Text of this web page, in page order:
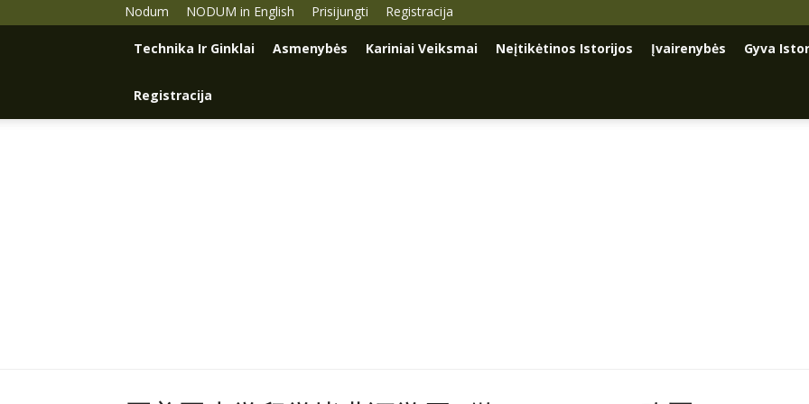
Nodum NODUM in English Prisijungti Registracija
Technika Ir Ginklai Asmenybės Kariniai Veiksmai Neįtikėtinos Istorijos Įvairenybės Gyva
Registracija